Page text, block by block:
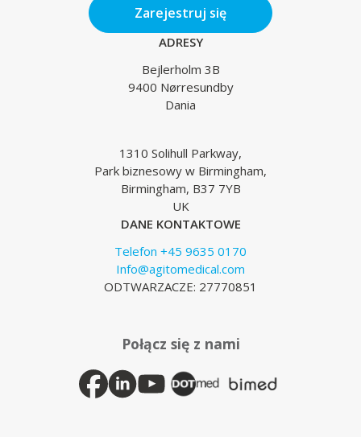
Zarejestruj się
ADRESY
Bejlerholm 3B
9400 Nørresundby
Dania
1310 Solihull Parkway,
Park biznesowy w Birmingham,
Birmingham, B37 7YB
UK
DANE KONTAKTOWE
Telefon +45 9635 0170
Info@agitomedical.com
ODTWARZACZE: 27770851
Połącz się z nami